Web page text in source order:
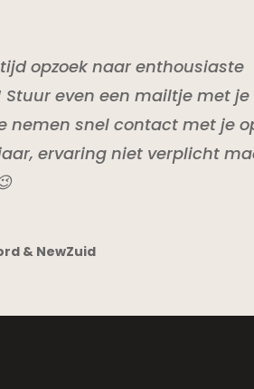
opzoek naar enthousiaste
Stuur even een mailtje met je
nemen snel contact met je
ervaring niet verplicht
& NewZuid